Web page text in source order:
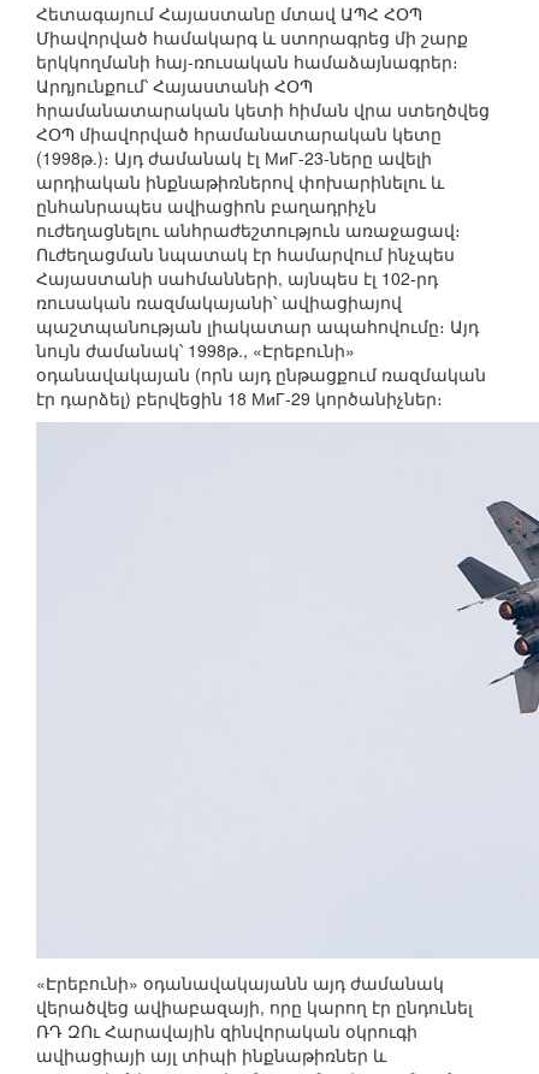
Հետագայում Հայաստանը մտավ ԱՊՀ ՀՕՊ
Միավորված համակարգ և ստորագրեց մի շարք
երկկողմանի հայ-ռուսական համաձայնագրեր։
Արդյունքում՝ Հայաստանի ՀՕՊ
հրամանատարական կետի հիման վրա ստեղծվեց
ՀՕՊ միավորված հրամանատարական կետը
(1998թ.)։ Այդ ժամանակ էլ МиГ-23-ները ավելի
արդիական ինքնաթիռներով փոխարինելու և
ընհանրապես ավիացիոն բաղադրիչն
ուժեղացնելու անհրաժեշտություն առաջացավ։
Ուժեղացման նպատակ էր համարվում ինչպես
Հայաստանի սահմանների, այնպես էլ 102-րդ
ռուսական ռազմակայանի՝ ավիացիայով
պաշտպանության լիակատար ապահովումը։ Այդ
նույն ժամանակ՝ 1998թ., «Էրեբունի»
օդանավակայան (որն այդ ընթացքում ռազմական
էր դարձել) բերվեցին 18 МиГ-29 կործանիչներ։
«Էրեբունի» օդանավակայանն այդ ժամանակ
վերածվեց ավիաբազայի, որը կարող էր ընդունել
ՌԴ ԶՈւ Հարավային զինվորական օկրուգի
ավիացիայի այլ տիպի ինքնաթիռներ և